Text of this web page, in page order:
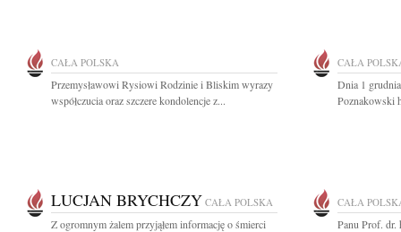
CAŁA POLSKA
Przemysławowi Rysiowi Rodzinie i Bliskim wyrazy
współczucia oraz szczere kondolencje z...
CAŁA
Dnia 1
Poznakowski
LUCJAN BRYCHCZY CAŁA POLSKA
Z ogromnym żalem przyjąłem informację o śmierci
CAŁA
Panu Prof. dr.